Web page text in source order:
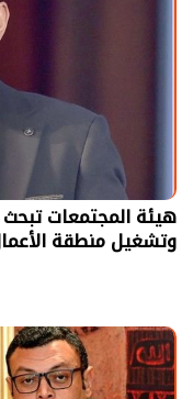
هيئة المجتمعات
وتشغيل منطقة